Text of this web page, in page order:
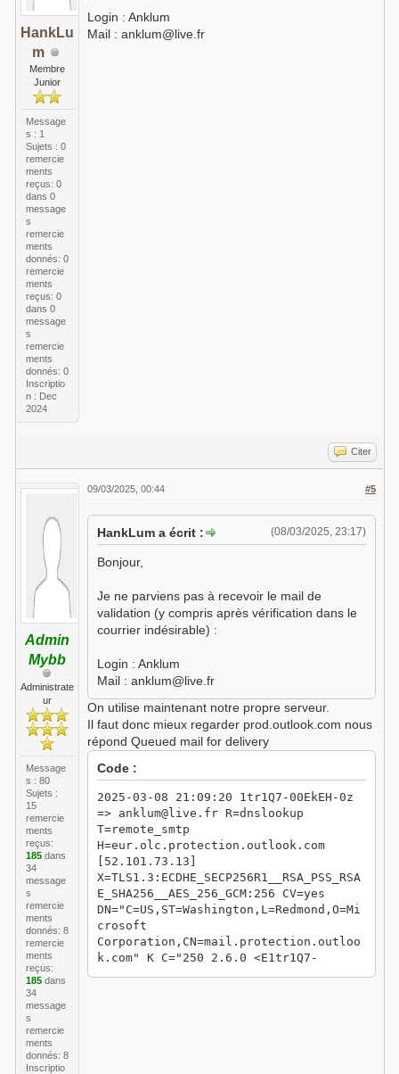
HankLu
m
Membre
Junior
Message
s : 1
Sujets : 0
remercie
ments
reçus: 0
dans 0
message
s
remercie
ments
donnés: 0
remercie
ments
reçus: 0
dans 0
message
s
remercie
ments
donnés: 0
Inscriptio
n : Dec
2024
Login : Anklum
Mail : anklum@live.fr
Citer
Admin
Mybb
Administrate
ur
Message
s : 80
Sujets :
15
remercie
ments
reçus:
185dans
34
message
s
remercie
ments
donnés: 8
remercie
ments
reçus:
185dans
34
message
s
remercie
ments
donnés: 8
Inscriptio
#5
09/03/2025, 00:44
(08/03/2025, 23:17)
HankLum a écrit :
Bonjour,
Je ne parviens pas à recevoir le mail de
validation (y compris après vérification dans le
courrier indésirable) :
Login : Anklum
Mail : anklum@live.fr
On utilise maintenant notre propre serveur.
Il faut donc mieux regarder prod.outlook.com nous
répond Queued mail for delivery
Code :
2025-03-08 21:09:20 1tr1Q7-00EkEH-0z
=> anklum@live.fr R=dnslookup
T=remote_smtp
H=eur.olc.protection.outlook.com
[52.101.73.13]
X=TLS1.3:ECDHE_SECP256R1__RSA_PSS_RSA
E_SHA256__AES_256_GCM:256 CV=yes
DN="C=US,ST=Washington,L=Redmond,O=Mi
crosoft
Corporation,CN=mail.protection.outloo
k.com" K C="250 2.6.0 <E1tr1Q7-
00EkEH-0z@ns395244.ip-176-31-121.eu>